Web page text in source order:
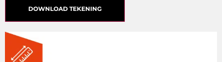
DOWNLOAD TEKENING